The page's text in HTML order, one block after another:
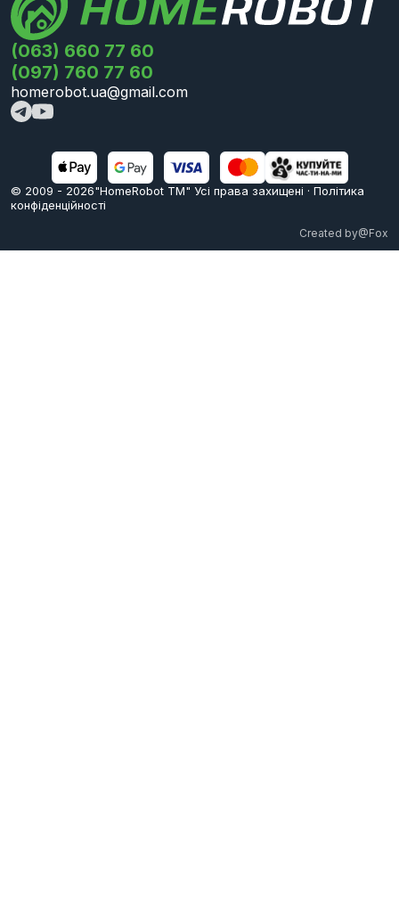
(063) 660 77 60
(097) 760 77 60
homerobot.ua@gmail.com
© 2009 - 2026"HomeRobot ТМ" Усi права захищені · Політика
конфіденційності
Created by@Fox